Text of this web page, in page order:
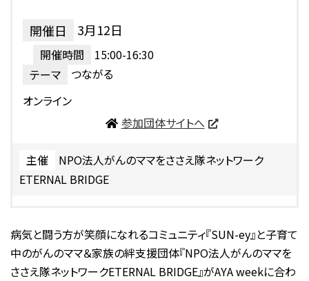
3月12日
15:00-16:30
つながる
オンライン
参加団体サイトへ
NPO法人がんのママをささえ隊ネットワーク
ETERNAL BRIDGE
病気と闘う方が笑顔になれるコミュニティ『SUN-ey』と子育て
中のがんのママ＆家族の絆支援団体『NPO法人がんのママを
ささえ隊ネットワークETERNAL BRIDGE』がAYA weekに合わ